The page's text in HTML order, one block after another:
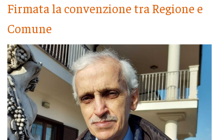
Firmata la convenzione tra Regione e
Comune